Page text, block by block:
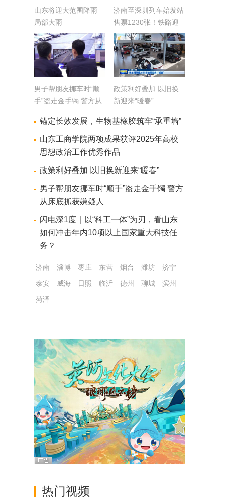
山东将迎大范围降雨
局部大雨
济南至深圳列车始发站
售票1230张！铁路迎
来清明假期返程高峰
男子帮朋友挪车时“顺
手”盗走金手镯 警方从
政策利好叠加 以旧换
新迎来“暖春”
锚定长效发展，生物基橡胶筑牢“承重墙”
山东工商学院两项成果获评2025年高校
思想政治工作优秀作品
政策利好叠加 以旧换新迎来“暖春”
男子帮朋友挪车时“顺手”盗走金手镯 警方
从床底抓获嫌疑人
闪电深1度｜以“科工一体”为刃，看山东
如何冲击年内10项以上国家重大科技任
务？
济南 淄博 枣庄 东营 烟台 潍坊
济宁
泰安
威海 日照 临沂 德州 聊城
滨州
菏泽
热门视频